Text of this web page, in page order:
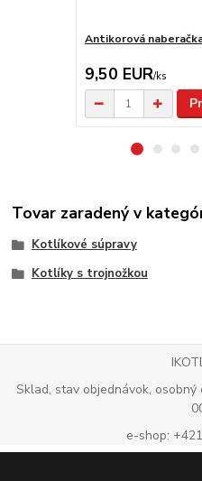
Antikorová
9,50 EUR/ks
Tovar zaradený v
Kotlíkové súpravy
Kotlíky s trojnožkou
Sklad, stav objednávok,
e-shop: